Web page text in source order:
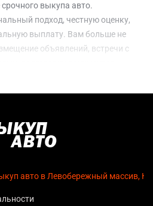
выкупа авто.
подход, честную оценку,
выплату. Вам больше не
объявлений, встречи с
всего за 1 день.
в Левобережный
предварительная стоимость
обращения, без скрытых
авто в Левобережный массив,